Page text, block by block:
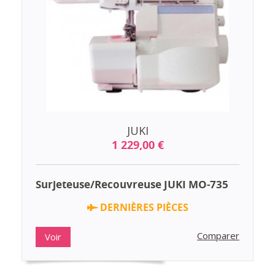
JUKI
1 229,00 €
Surjeteuse/Recouvreuse JUKI MO-735
DERNIÈRES PIÈCES
Voir Comparer